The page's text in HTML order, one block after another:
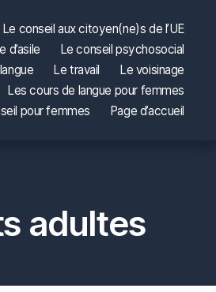
Le conseil aux citoyen(ne)s de l’UE
d’asile
Le conseil psychosocial
Le travail
Le voisinage
Les cours de langue pour femmes
pour femmes Page d’accueil
adultes